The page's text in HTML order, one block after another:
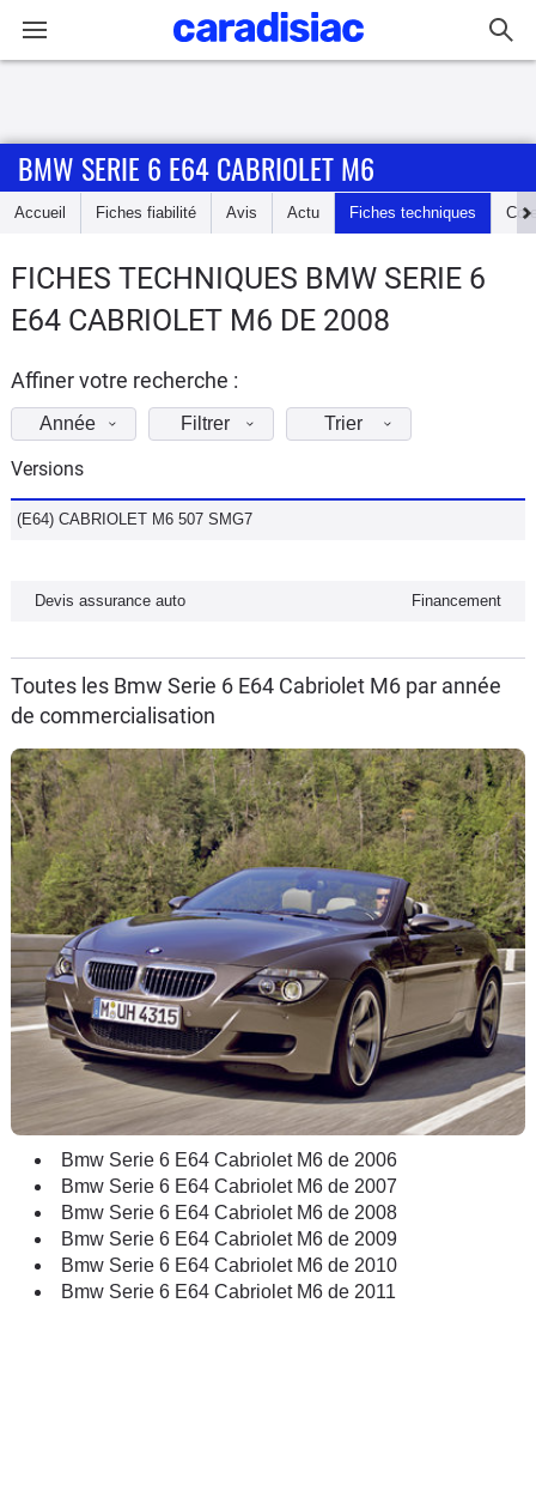
Accueil
Essais
d'achat
Electriques
Utilitaires
Auto
Services
Forum
Moto
Marques
BMW SERIE 6 E64 CABRIOLET M6
Accueil Fiches fiabilité Avis Actu Fiches techniques
FICHES TECHNIQUES BMW SERIE 6
E64 CABRIOLET M6 DE 2008
Affiner votre recherche :
Année Filtrer Trier
Versions
(E64) CABRIOLET M6 507 SMG7
Devis assurance auto Financement
Toutes les Bmw Serie 6 E64 Cabriolet M6 par année
de commercialisation
Bmw Serie 6 E64 Cabriolet M6 de 2006
Bmw Serie 6 E64 Cabriolet M6 de 2007
Bmw Serie 6 E64 Cabriolet M6 de 2008
Bmw Serie 6 E64 Cabriolet M6 de 2009
Bmw Serie 6 E64 Cabriolet M6 de 2010
Bmw Serie 6 E64 Cabriolet M6 de 2011